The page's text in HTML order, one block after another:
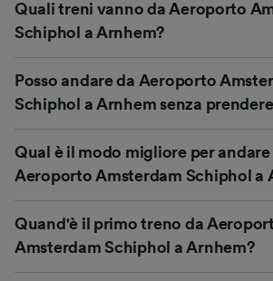
Quali treni vanno da Aeroporto
Schiphol a Arnhem?
Posso andare da Aeroporto
Schiphol a Arnhem senza
Qual è il modo migliore per andare
Aeroporto Amsterdam Schiphol a
Quand'è il primo treno da
Amsterdam Schiphol a Arnhem?